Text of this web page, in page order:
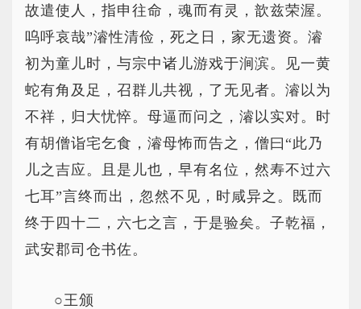
故遣使人，指申往命，魂而有灵，歆兹荣渥。
呜呼哀哉”濬性清俭，死之日，家无遗资。濬
初为童儿时，与宗中诸儿游戏于涧滨。见一黄
蛇有角及足，召群儿共视，了无见者。濬以为
不祥，归大忧悴。母逼而问之，濬以实对。时
有胡僧诣宅乞食，濬母怖而告之，僧曰“此乃
儿之吉应。且是儿也，早有名位，然寿不过六
七耳”言终而出，忽然不见，时咸异之。既而
终于四十二，六七之言，于是验矣。子乾福，
武安郡司仓书佐。
○王颁